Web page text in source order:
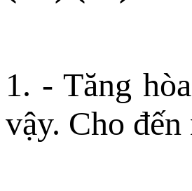
1. - Tăng
vậy. Cho